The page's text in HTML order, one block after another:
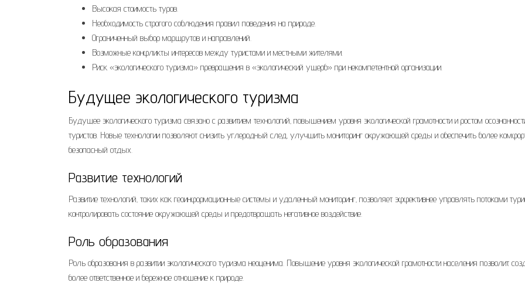
Высокая стоимость туров.
Необходимость строгого соблюдения правил поведения на природе.
Ограниченный выбор маршрутов и направлений.
Возможные конфликты интересов между туристами и местными жителями.
Риск «экологического туризма» превращения в «экологический ущерб» при некомпетентной организации.
Будущее экологического туризма
Будущее экологического туризма связано с развитием технологий‚ повышением уровня экологической грамотности и ростом
туристов. Новые технологии позволяют снизить углеродный след‚ улучшить мониторинг окружающей среды и обеспечить более
безопасный отдых.
Развитие технологий
Развитие технологий‚ таких как геоинформационные системы и удаленный мониторинг‚ позволяет эффективнее управлять потоками
контролировать состояние окружающей среды и предотвращать негативное воздействие.
Роль образования
Роль образования в развитии экологического туризма неоценима. Повышение уровня экологической грамотности населения позволит
более ответственное и бережное отношение к природе.